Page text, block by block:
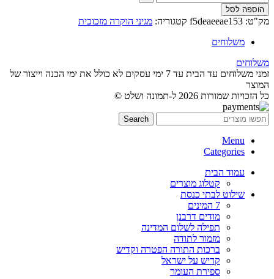
הוספה לסל
מק"ט: f5deaeeae153 קטגוריה: מגיני הוקרה מזכוכית
משלוחים
משלוחים
זמני משלוחים עד הבית עד 7 ימי עסקים לא כולל את ימי הכנה וייצור של
המוצר
כל הזכויות שמורות 2026 ל-תמונה ושלט ©
Search
Menu
Categories
עמוד הבית
קטלוג מוצרים
שילוט לבתי כנסת
7 המינים
מודים דרבנן
תפילה לשלום המדינה
מזמור לתודה
ברכות התורה הפטרה וקדיש
קדיש על ישראל
ספירת העומר